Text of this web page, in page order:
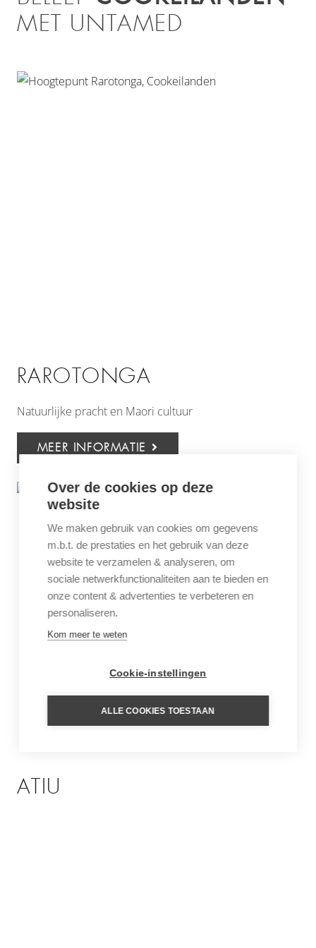
MET UNTAMED
RAROTONGA
Natuurlijke pracht en Maori cultuur
MEER INFORMATIE
ATIU
Over de cookies op deze
website
We maken gebruik van cookies om gegevens
m.b.t. de prestaties en het gebruik van deze
website te verzamelen & analyseren, om
sociale netwerkfunctionaliteiten aan te bieden en
onze content & advertenties te verbeteren en
personaliseren.
Kom meer te weten
Cookie-instellingen
ALLE COOKIES TOESTAAN